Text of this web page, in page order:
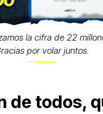
la cifra de 22
por volar juntos.
de todos,